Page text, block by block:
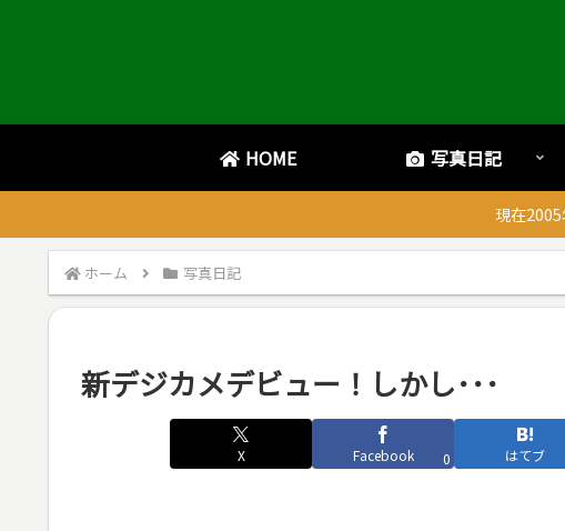
HOME 写真日記
現在2005
ホーム 写真日記
新デジカメデビュー！しかし･･･
X Facebook 0 はてブ